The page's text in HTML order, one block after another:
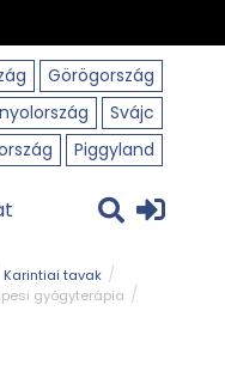
Görögország
Svájc
Piggyland
Karintiai tavak
gyógyterápia